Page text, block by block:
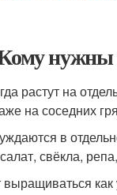
растут на
на соседних
в
свёкла,